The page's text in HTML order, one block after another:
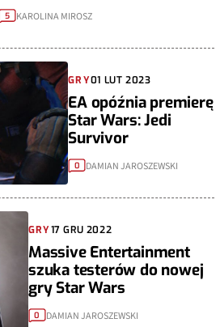
5 KAROLINA MIROSZ
GRY01 LUT 2023
EA opóźnia premierę
Star Wars: Jedi
Survivor
0 DAMIAN JAROSZEWSKI
GRY17 GRU 2022
Massive Entertainment
szuka testerów do nowej
gry Star Wars
0 DAMIAN JAROSZEWSKI